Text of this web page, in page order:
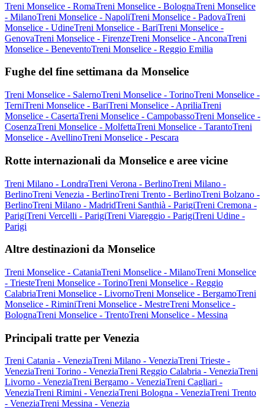
Treni Monselice - RomaTreni Monselice - BolognaTreni Monselice
- MilanoTreni Monselice - NapoliTreni Monselice - PadovaTreni
Monselice - UdineTreni Monselice - BariTreni Monselice -
GenovaTreni Monselice - FirenzeTreni Monselice - AnconaTreni
Monselice - BeneventoTreni Monselice - Reggio Emilia
Fughe del fine settimana da Monselice
Treni Monselice - SalernoTreni Monselice - TorinoTreni Monselice -
TerniTreni Monselice - BariTreni Monselice - ApriliaTreni
Monselice - CasertaTreni Monselice - CampobassoTreni Monselice -
CosenzaTreni Monselice - MolfettaTreni Monselice - TarantoTreni
Monselice - AvellinoTreni Monselice - Pescara
Rotte internazionali da Monselice e aree vicine
Treni Milano - LondraTreni Verona - BerlinoTreni Milano -
BerlinoTreni Venezia - BerlinoTreni Trento - BerlinoTreni Bolzano -
BerlinoTreni Milano - MadridTreni Santhià - ParigiTreni Cremona -
ParigiTreni Vercelli - ParigiTreni Viareggio - ParigiTreni Udine -
Parigi
Altre destinazioni da Monselice
Treni Monselice - CataniaTreni Monselice - MilanoTreni Monselice
- TriesteTreni Monselice - TorinoTreni Monselice - Reggio
CalabriaTreni Monselice - LivornoTreni Monselice - BergamoTreni
Monselice - RiminiTreni Monselice - MestreTreni Monselice -
BolognaTreni Monselice - TrentoTreni Monselice - Messina
Principali tratte per Venezia
Treni Catania - VeneziaTreni Milano - VeneziaTreni Trieste -
VeneziaTreni Torino - VeneziaTreni Reggio Calabria - VeneziaTreni
Livorno - VeneziaTreni Bergamo - VeneziaTreni Cagliari -
VeneziaTreni Rimini - VeneziaTreni Bologna - VeneziaTreni Trento
- VeneziaTreni Messina - Venezia